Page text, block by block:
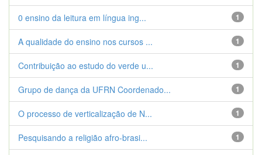
1
0 ensino da leitura em língua ing...
1
A qualidade do ensino nos cursos ...
1
Contribuição ao estudo do verde u...
1
Grupo de dança da UFRN Coordenado...
1
O processo de verticalização de N...
1
Pesquisando a religião afro-brasi...